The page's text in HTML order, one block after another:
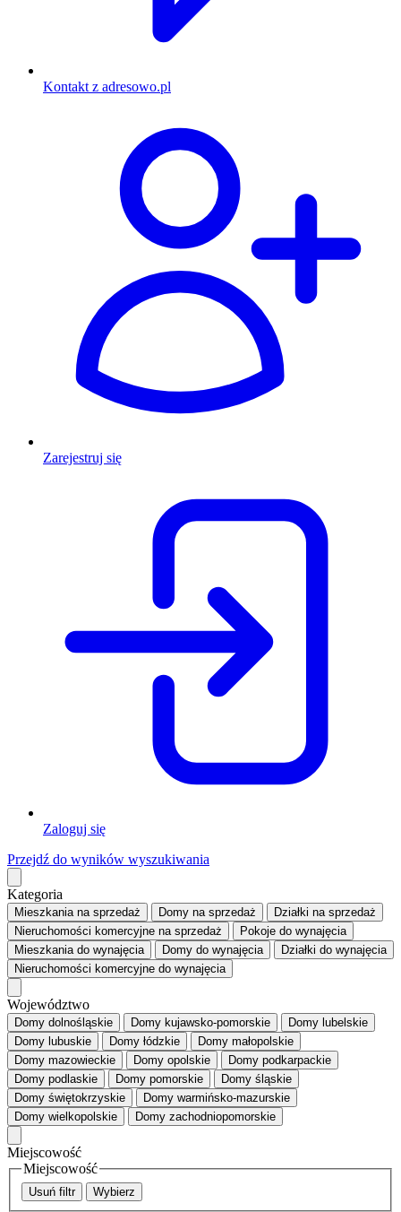
Kontakt z adresowo.pl
Zarejestruj się
Zaloguj się
Przejdź do wyników wyszukiwania
Kategoria
Mieszkaniana sprzedaż Domy na sprzedaż Działki na sprzedaż
Nieruchomości komercyjne na sprzedaż Pokoje do wynajęcia
Mieszkaniado wynajęcia Domy do wynajęcia Działki do wynajęcia
Nieruchomości komercyjne do wynajęcia
Województwo
Domy dolnośląskie Domy kujawsko-pomorskie
Domy lubelskie
Domy lubuskie
Domy łódzkie
Domy małopolskie
Domy mazowieckie
Domy opolskie
Domy podkarpackie
Domy podlaskie
Domy pomorskie
Domy śląskie
Domy świętokrzyskie
Domy warmińsko-mazurskie
Domy wielkopolskie
Domy zachodniopomorskie
Miejscowość
Miejscowość
Usuń filtr Wybierz